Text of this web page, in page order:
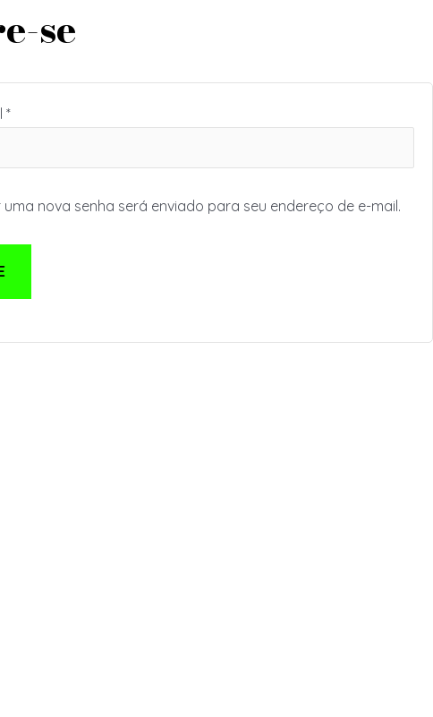
se
*
uma nova senha será enviado para seu endereço de e-mail.